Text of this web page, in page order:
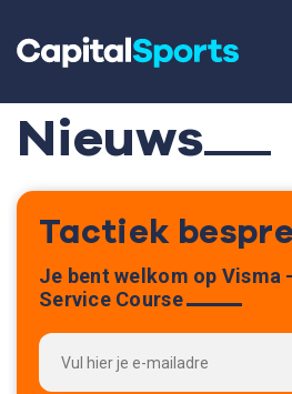
Nieuws
Tactiek
Je bent welkom op Visma
Service Course